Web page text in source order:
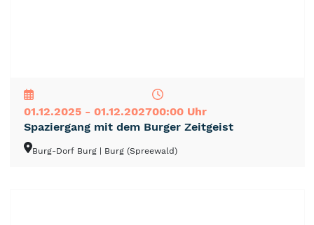
01.12.2025 - 01.12.202700:00 Uhr
Spaziergang mit dem Burger Zeitgeist
Burg-Dorf Burg | Burg (Spreewald)